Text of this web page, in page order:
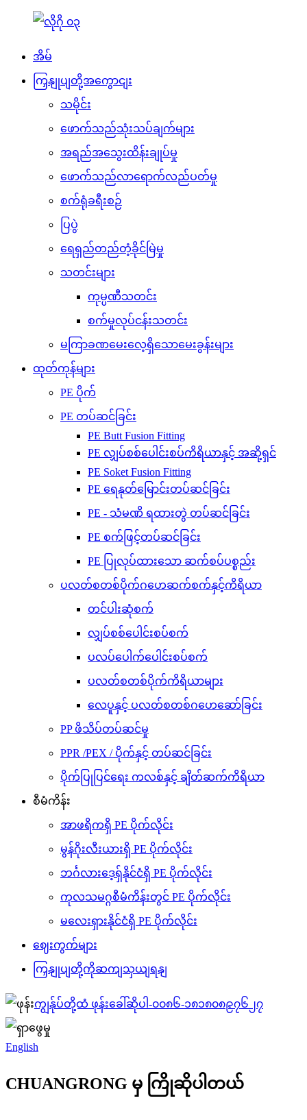
အိမ်
ကြှနျုပျတို့အကွောငျး
သမိုင်း
ဖောက်သည်သုံးသပ်ချက်များ
အရည်အသွေးထိန်းချုပ်မှု
ဖောက်သည်လာရောက်လည်ပတ်မှု
စက်ရုံခရီးစဉ်
ပြပွဲ
ရေရှည်တည်တံ့ခိုင်မြဲမှု
သတင်းများ
ကုမ္ပဏီသတင်း
စက်မှုလုပ်ငန်းသတင်း
မကြာခဏမေးလေ့ရှိသောမေးခွန်းများ
ထုတ်ကုန်များ
PE ပိုက်
PE တပ်ဆင်ခြင်း
PE Butt Fusion Fitting
PE လျှပ်စစ်ပေါင်းစပ်ကိရိယာနှင့် အဆို့ရှင်
PE Soket Fusion Fitting
PE ရေနုတ်မြောင်းတပ်ဆင်ခြင်း
PE - သံမဏိ ရထားတွဲ တပ်ဆင်ခြင်း
PE စက်ဖြင့်တပ်ဆင်ခြင်း
PE ပြုလုပ်ထားသော ဆက်စပ်ပစ္စည်း
ပလတ်စတစ်ပိုက်ဂဟေဆက်စက်နှင့်ကိရိယာ
တင်ပါးဆုံစက်
လျှပ်စစ်ပေါင်းစပ်စက်
ပလပ်ပေါက်ပေါင်းစပ်စက်
ပလတ်စတစ်ပိုက်ကိရိယာများ
လေပူနှင့် ပလတ်စတစ်ဂဟေဆော်ခြင်း
PP ဖိသိပ်တပ်ဆင်မှု
PPR /PEX / ပိုက်နှင့် တပ်ဆင်ခြင်း
ပိုက်ပြုပြင်ရေး ကလစ်နှင့် ချိတ်ဆက်ကိရိယာ
စီမံကိန်း
အာဖရိကရှိ PE ပိုက်လိုင်း
မွန်ဂိုးလီးယားရှိ PE ပိုက်လိုင်း
ဘင်္ဂလားဒေ့ရှ်နိုင်ငံရှိ PE ပိုက်လိုင်း
ကုလသမဂ္ဂစီမံကိန်းတွင် PE ပိုက်လိုင်း
မလေးရှားနိုင်ငံရှိ PE ပိုက်လိုင်း
ဈေးကွက်များ
ကြှနျုပျတို့ကိုဆကျသှယျရနျ
ကျွန်ုပ်တို့ထံ ဖုန်းခေါ်ဆိုပါ-၀၀၈၆-၁၈၁၈၀၈၉၇၆၂၇
English
CHUANGRONG မှ ကြိုဆိုပါတယ်